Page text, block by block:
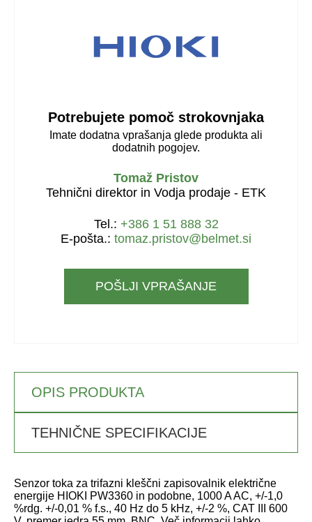
Potrebujete pomoč strokovnjaka
Imate dodatna vprašanja glede produkta ali
dodatnih pogojev.
Tomaž Pristov
Tehnični direktor in Vodja prodaje - ETK
Tel.: +386 1 51 888 32
E-pošta.: tomaz.pristov@belmet.si
POŠLJI VPRAŠANJE
OPIS PRODUKTA
TEHNIČNE SPECIFIKACIJE
Senzor toka za trifazni kleščni zapisovalnik električne
energije HIOKI PW3360 in podobne, 1000 A AC, +/-1,0
%rdg. +/-0,01 % f.s., 40 Hz do 5 kHz, +/-2 %, CAT III 600